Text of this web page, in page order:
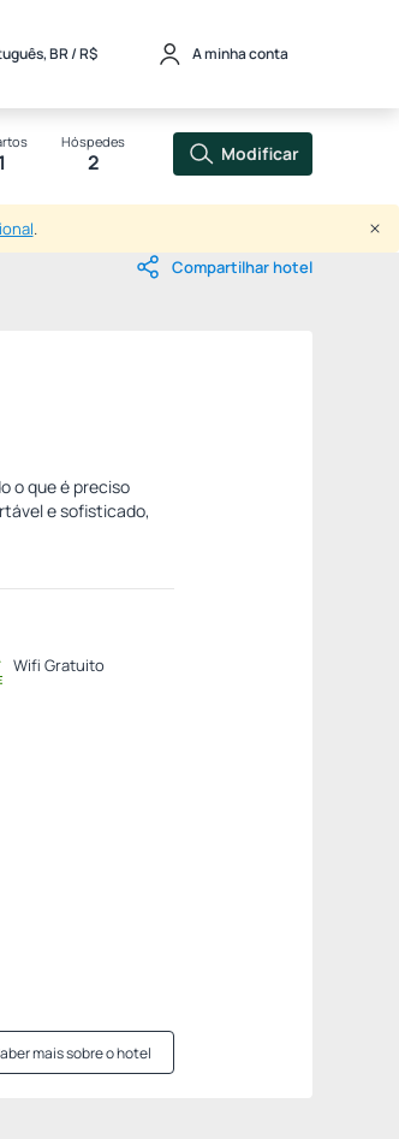
BR / R$ A minha conta
1
Hóspedes
2 Modificar
Compartilhar hotel
o que é preciso
e sofisticado,
Wifi Gratuito
mais sobre o hotel